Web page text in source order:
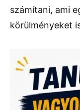
számítani, ami
körülményeket